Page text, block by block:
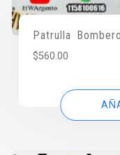
Patrulla
$560.00